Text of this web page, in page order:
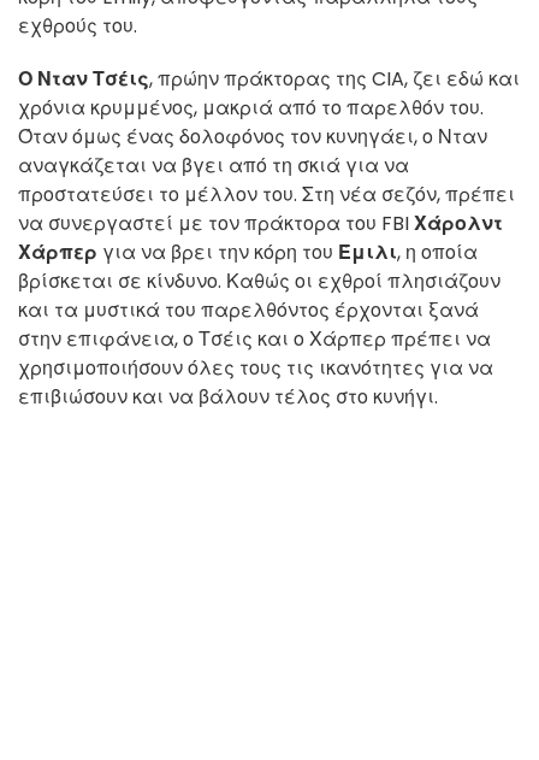
εχθρούς του.
Ο Νταν Τσέις, πρώην πράκτορας της CIA, ζει εδώ και
χρόνια κρυμμένος, μακριά από το παρελθόν του.
Όταν όμως ένας δολοφόνος τον κυνηγάει, ο Νταν
αναγκάζεται να βγει από τη σκιά για να
προστατεύσει το μέλλον του. Στη νέα σεζόν, πρέπει
να συνεργαστεί με τον πράκτορα του FBIΧάρολντ
Χάρπερ για να βρει την κόρη του Έμιλι, η οποία
βρίσκεται σε κίνδυνο. Καθώς οι εχθροί πλησιάζουν
και τα μυστικά του παρελθόντος έρχονται ξανά
στην επιφάνεια, ο Τσέις και ο Χάρπερ πρέπει να
χρησιμοποιήσουν όλες τους τις ικανότητες για να
επιβιώσουν και να βάλουν τέλος στο κυνήγι.